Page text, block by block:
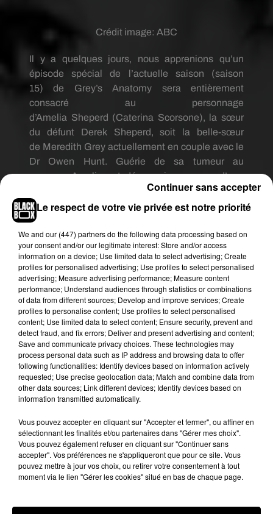
Crédit image: ABC
Il y a quelques jours, nous apprenions qu’un
épisode spécial de l’actuelle saison
(saison
15)
de Grey’s Anatomy sera
entièrement
consacré au personnage
d’Amelia Sheperd (Caterina Scorsone), la sœur
du défunt Derek
Sheperd, soit la belle-sœur
de Meredith Grey actuellement en couple avec le
Dr Owen Hunt.
Guérie de sa tumeur au
cerveau, Amelia est désormais au cœur d’une
nouvelle intrigue dans la saison en cours.
L’occasion pour les scénaristes de la série de faire
venir un tout nouveau personnage, à savoir
Kathleen, dite « Kate », la quatrième sœur de la
famille Sheperd, comme le rapporte le médiaTV
Line. Elle est elle aussi docteur. Sa spécialité :
psychiatrie. Kate a déjà été mentionnée dans les
saisons précédentes, mais n’est jamais apparue à
l’écran à l’inverse de Liz
Sheperd
(Neve
Campbell)
et
NancySheperd(Embeth Davitz) après le tragique
final de la saison 8(le crash d’avion) .
Pour l’heure, on ne connaît pas encore le nom de
pour cause, le casting est encore en
cours. L’épisode devrait cependant être diffusé
avant la fin de la saison 15 deGrey’sAnatomyqui,
rappelons-le, a été rallongée de 22 à 25 épisodes.
Fil actus
Le respect de votre vie privée est notre priorité
We and our (447) partnersdo the following data processing based on
your consent and/or our legitimate interest: Store and/or access
information on a device; Use limited data to select advertising; Create
profiles for personalised advertising; Use profiles to select personalised
advertising; Measure advertising performance; Measure content
performance; Understand audiences through statistics or combinations
of data from different sources; Develop and improve services; Create
profiles to personalise content; Use profiles to select personalised
content; Use limited data to select content; Ensure security, prevent and
detect fraud, and fix errors; Deliver and present advertising and content;
Save and communicate privacy choices. These technologies may
process personal data such as IP address and browsing data to offer
following functionalities: Identify devices based on information actively
requested; Use precise geolocation data; Match and combine data from
other data sources; Link different devices; Identify devices based on
information transmitted automatically.
Vous pouvez accepter en cliquant sur "Accepter et fermer", ou affiner en
sélectionnant les finalités et/ou partenaires dans "Gérer mes choix".
Vous pouvez également refuser en cliquant sur "Continuer sans
accepter". Vos préférences ne s'appliqueront que pour ce site. Vous
pouvez mettre à jour vos choix, ou retirer votre consentement à tout
moment via le lien "Gérer les cookies" situé en bas de chaque page.
Continuer sans accepter